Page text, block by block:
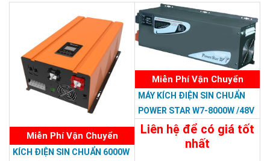
Chi Tiết Đặt Mua
Miễn Phí Vận Chuyển
KÍCH ĐIỆN SIN CHUẨN 6000W
Miễn Phí Vận Chuyển
MÁY KÍCH ĐIỆN SIN CHUẨN
POWER STAR W7-8000W /48V
Liên hệ để có giá tốt
nhất